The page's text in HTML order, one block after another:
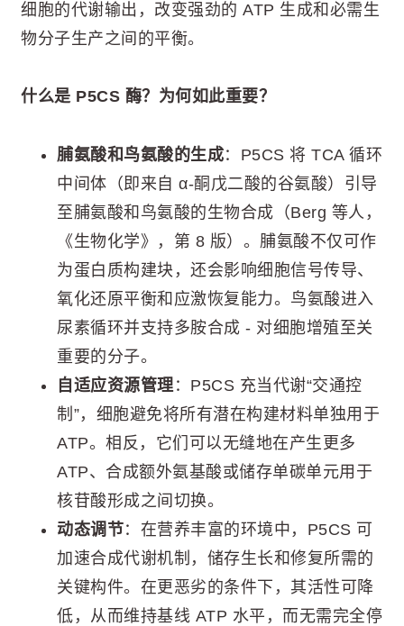
细胞的代谢输出，改变强劲的 ATP 生成和必需生
物分子生产之间的平衡。
什么是 P5CS 酶？为何如此重要？
脯氨酸和鸟氨酸的生成：P5CS 将 TCA 循环
中间体（即来自 α-酮戊二酸的谷氨酸）引导
至脯氨酸和鸟氨酸的生物合成（Berg 等人，
《生物化学》，第 8 版）。脯氨酸不仅可作
为蛋白质构建块，还会影响细胞信号传导、
氧化还原平衡和应激恢复能力。鸟氨酸进入
尿素循环并支持多胺合成 - 对细胞增殖至关
重要的分子。
自适应资源管理 ：P5CS 充当代谢“交通控
制”，细胞避免将所有潜在构建材料单独用于
ATP。相反，它们可以无缝地在产生更多
ATP、合成额外氨基酸或储存单碳单元用于
核苷酸形成之间切换。
动态调节：在营养丰富的环境中，P5CS 可
加速合成代谢机制，储存生长和修复所需的
关键构件。在更恶劣的条件下，其活性可降
低，从而维持基线 ATP 水平，而无需完全停